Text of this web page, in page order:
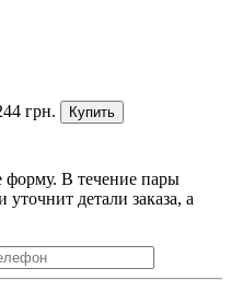
грн.
Купить
форму. В течение пары
детали заказа, а